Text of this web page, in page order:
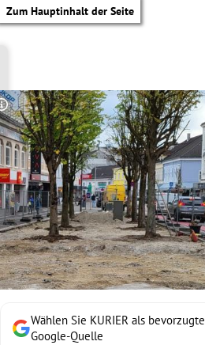
Zum Hauptinhalt der Seite
Untermenü
Wählen Sie KURIER als bevorzugte
Google-Quelle
Copyright-Hinweis öffnen/schließen